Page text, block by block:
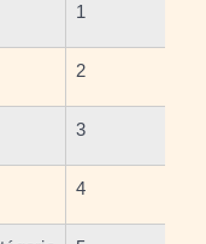
1
2
3
4